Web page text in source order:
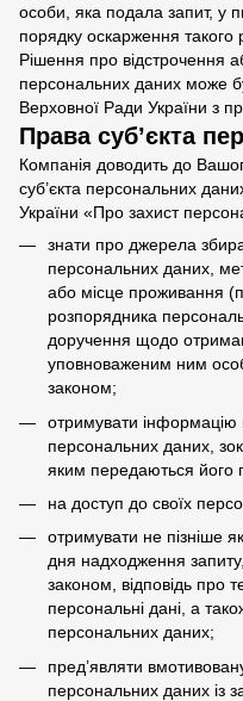
особи, яка подала запит, у
порядку оскарження такого
Рішення про відстрочення
персональних даних може
Верховної Ради України з
Права суб’єкта
Компанія доводить до
суб’єкта персональних
України «Про захист
знати про джерела
персональних даних,
або місце проживання
розпорядника
доручення щодо
уповноваженим ним
законом;
отримувати
персональних даних,
яким передаються його
на доступ до своїх
отримувати не пізніше
дня надходження
законом, відповідь про
персональні дані, а
персональних даних;
пред’являти
персональних даних із